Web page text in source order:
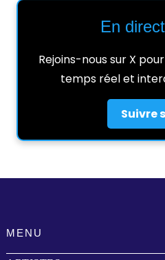
En
Rejoins-nous sur X
temps réel et
Suivre
MENU